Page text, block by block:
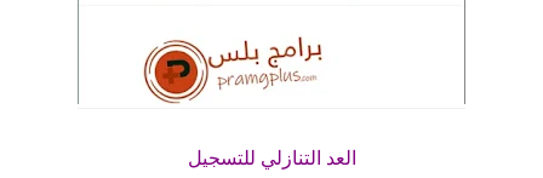
العد التنازلي للتسجيل